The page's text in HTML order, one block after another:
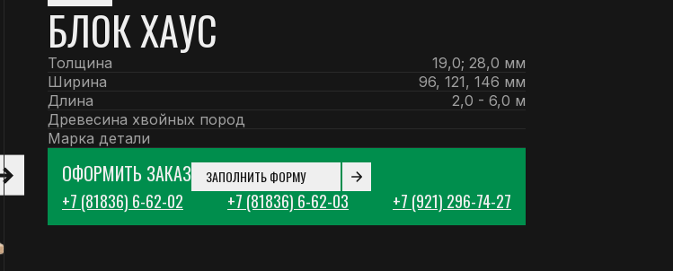
БЛОК ХАУС
Толщина
19,0; 28,0 мм
Ширина
96, 121, 146 мм
Длина
2,0 - 6,0 м
Древесина хвойных пород
Марка детали
ОФОРМИТЬ ЗАКАЗ ЗАПОЛНИТЬ ФОРМУ
+7 (81836) 6-62-02 +7 (81836) 6-62-03 +7 (921) 296-74-27